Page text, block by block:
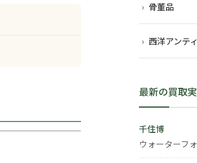
骨董品
西洋アンテ
最新の買取
千住博
ウォーターフ